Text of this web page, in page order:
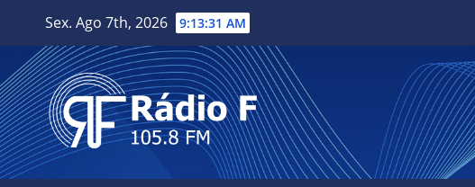
content
Sex. Ago 7th, 2026 9:13:32 AM